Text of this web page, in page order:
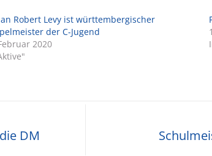
Robert Levy ist württembergischer
der C-Jugend
2020
DM